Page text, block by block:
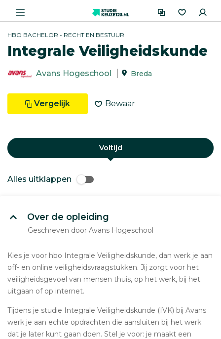
HBO BACHELOR - RECHT EN BESTUUR
Integrale Veiligheidskunde
Avans Hogeschool Breda
Vergelijk Bewaar
Voltijd
Alles uitklappen
Over de opleiding
Geschreven door Avans Hogeschool
Kies je voor hbo Integrale Veiligheidskunde, dan werk je aan
off- en online veiligheidsvraagstukken. Jij zorgt voor het
veiligheidsgevoel van mensen thuis, op het werk, bij het
uitgaan of op internet.
Tijdens je studie Integrale Veiligheidskunde (IVK) bij Avans
werk je aan echte opdrachten die aansluiten bij het werk
dat je later kunt gaan doen. Stel je voor: je maakt een